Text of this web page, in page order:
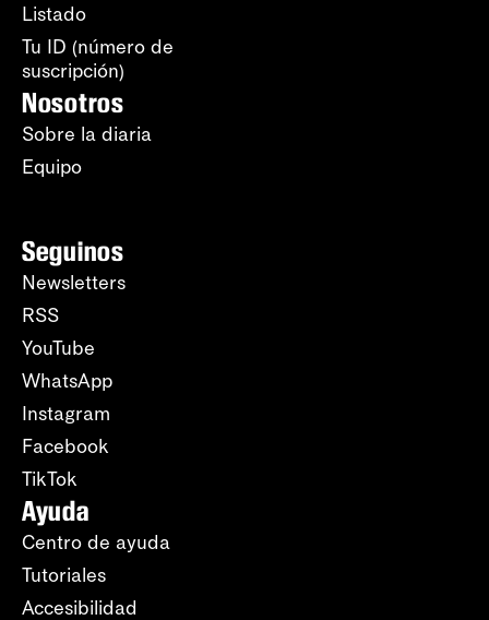
Listado
Tu ID (número de
suscripción)
Nosotros
Sobre la diaria
Equipo
Seguinos
Newsletters
RSS
YouTube
WhatsApp
Instagram
Facebook
TikTok
Ayuda
Centro de ayuda
Tutoriales
Accesibilidad